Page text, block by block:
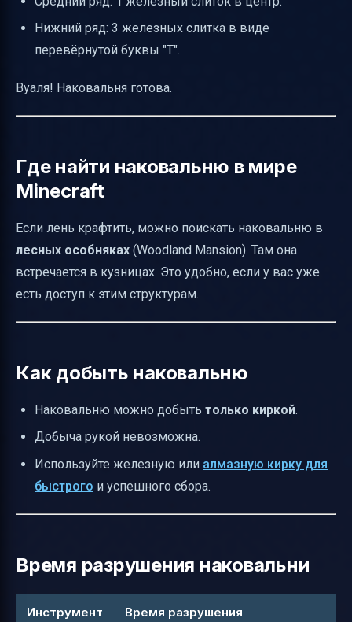
Нижний ряд: 3 железных слитка в виде
перевёрнутой буквы "Т".
Вуаля! Наковальня готова.
Где найти наковальню в мире
Minecraft
Если лень крафтить, можно поискать наковальню в
лесных особняках (Woodland Mansion). Там она
встречается в кузницах. Это удобно, если у вас уже
есть доступ к этим структурам.
Как добыть наковальню
Наковальню можно добыть только киркой.
Добыча рукой невозможна.
Используйте железную или алмазную кирку для
быстрого и успешного сбора.
Время разрушения наковальни
Инструмент Время разрушения